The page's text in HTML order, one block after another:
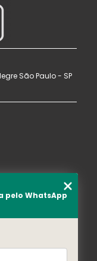
São Paulo - SP
pelo WhatsApp